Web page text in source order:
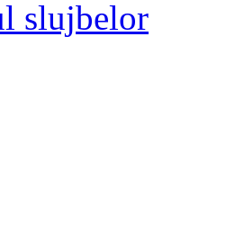
slujbelor